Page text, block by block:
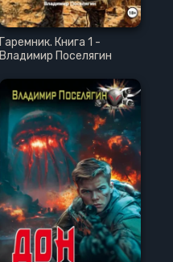
Гаремник. Книга 1 -
Владимир Поселягин